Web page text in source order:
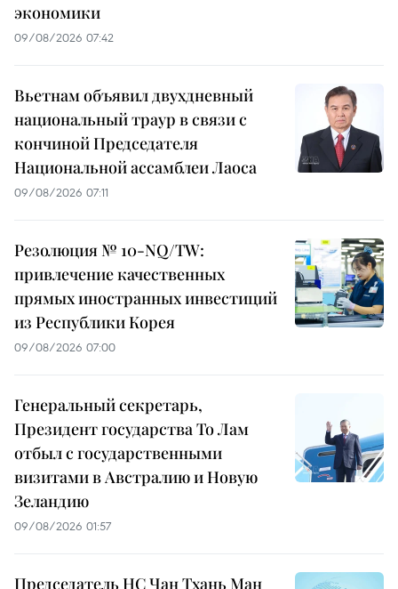
экономики
09/08/2026 07:42
Вьетнам объявил двухдневный
национальный траур в связи с
кончиной Председателя
Национальной ассамблеи Лаоса
09/08/2026 07:11
Резолюция № 10-NQ/TW:
привлечение качественных
прямых иностранных инвестиций
из Республики Корея
09/08/2026 07:00
Генеральный секретарь,
Президент государства То Лам
отбыл с государственными
визитами в Австралию и Новую
Зеландию
09/08/2026 01:57
Председатель НС Чан Тхань Ман